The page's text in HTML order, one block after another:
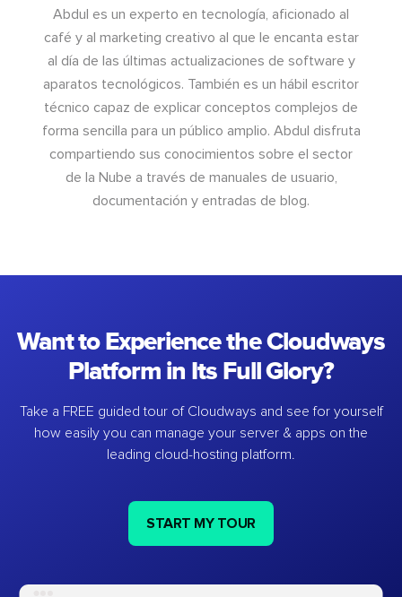
Abdul es un experto en tecnología, aficionado al
café y al marketing creativo al que le encanta estar
al día de las últimas actualizaciones de software y
aparatos tecnológicos. También es un hábil escritor
técnico capaz de explicar conceptos complejos de
forma sencilla para un público amplio. Abdul disfruta
compartiendo sus conocimientos sobre el sector
de la Nube a través de manuales de usuario,
documentación y entradas de blog.
Want to Experience the Cloudways
Platform in Its Full Glory?
Take a FREE guided tour of Cloudways and see for yourself
how easily you can manage your server & apps on the
leading cloud-hosting platform.
START MY TOUR